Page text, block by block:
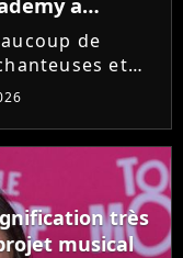
"J'étais
potiche"
de
et
la Star
est un rêve.
l'a rappelé
gagnante,
de TF1 n'est
simple àtrès
musical